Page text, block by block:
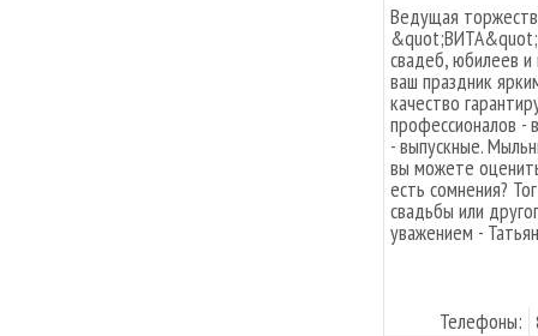
Ведущая
свадеб, юбилеев
ваш праздник
качество
профессионалов -
- выпускные.
вы можете
есть сомнения?
свадьбы или
уважением -
Телефоны: